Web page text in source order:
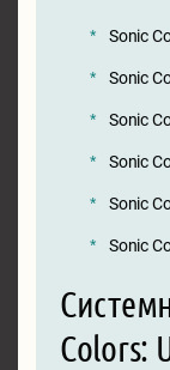
Sonic
Sonic
Sonic
Sonic
Sonic
Sonic
Colors: